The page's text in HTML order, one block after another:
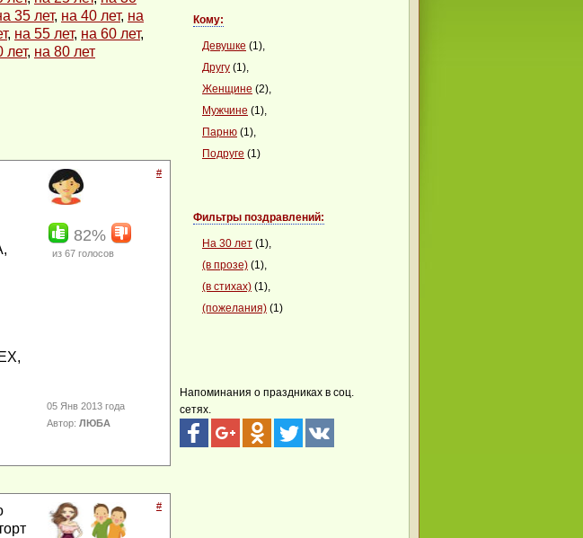
35 лет, на 40 лет, на
, на 55 лет, на 60 лет,
лет, на 80 лет
#
82%
из 67 голосов
05 Янв 2013 года
Автор:ЛЮБА
#
Кому:
Девушке (1),
Другу (1),
Женщине (2),
Мужчине (1),
Парню (1),
Подруге (1)
Фильтры поздравлений:
На 30 лет (1),
(в прозе) (1),
(в стихах) (1),
(пожелания) (1)
Напоминания о праздниках в соц.
сетях.